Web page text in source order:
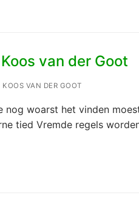
van der Goot
KOOS VAN DER GOOT
nog woarst het vinden
tied Vremde regels